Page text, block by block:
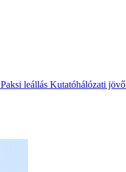
Paksi leállás Kutatóhálózati jövő